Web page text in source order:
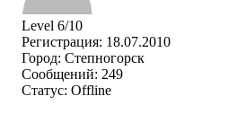
Level 6/10
Регистрация: 18.07.2010
Город: Степногорск
Сообщений: 249
Статус: Offline